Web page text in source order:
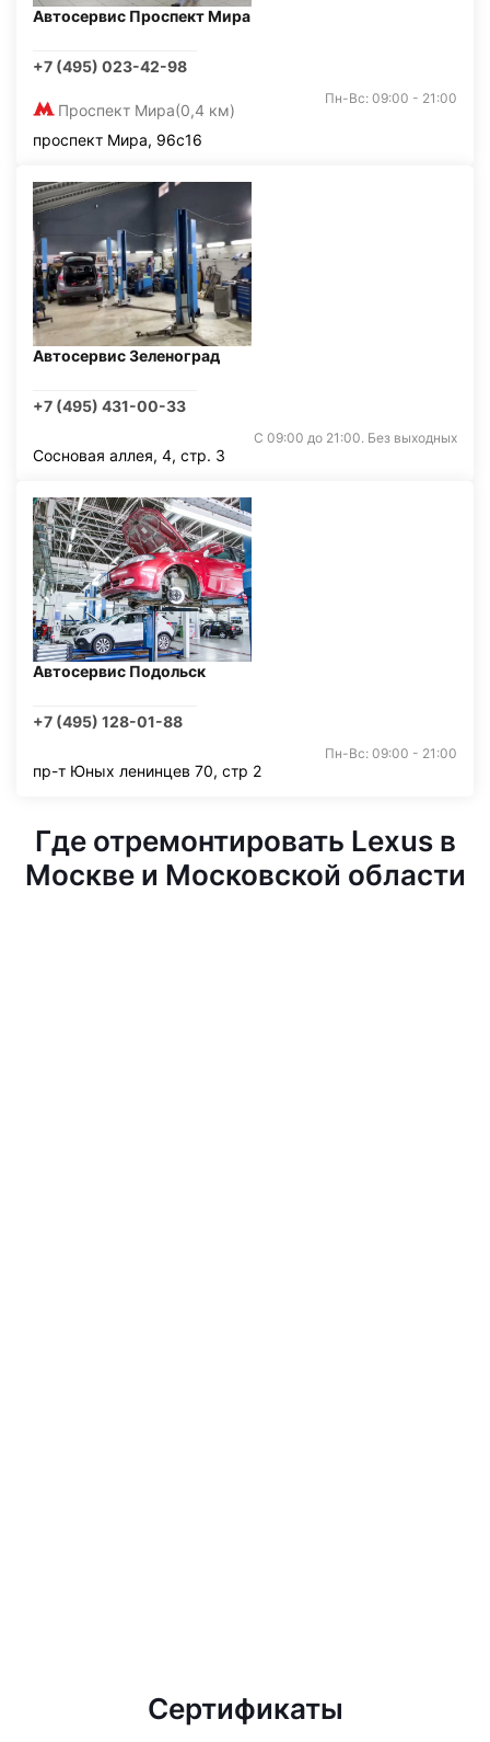
Автосервис Проспект Мира
+7 (495) 023-42-98
Проспект Мира(0,4 км)
Пн-Вс: 09:00 - 21:00
проспект Мира, 96с16
Автосервис Зеленоград
+7 (495) 431-00-33
С 09:00 до 21:00. Без выходных
Сосновая аллея, 4, стр. 3
Автосервис Подольск
+7 (495) 128-01-88
Пн-Вс: 09:00 - 21:00
пр-т Юных ленинцев 70, стр 2
Где отремонтировать Lexus в
Москве и Московской области
Сертификаты